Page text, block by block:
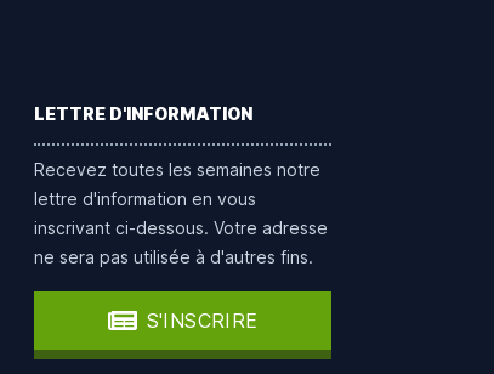
LETTRE D'INFORMATION
Recevez toutes les semaines notre
lettre d'information en vous
inscrivant ci-dessous. Votre adresse
ne sera pas utilisée à d'autres fins.
S'INSCRIRE